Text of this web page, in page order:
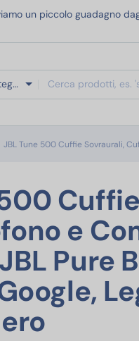
un piccolo guadagno
Tutte le categorie
JBL Tune 500 Cuffie Sovraurali,
e
Pure